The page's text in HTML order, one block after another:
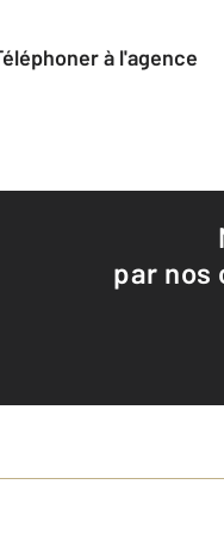
Téléphoner à l'agence
par nos